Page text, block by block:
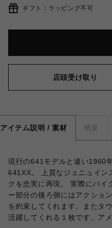
ギフト：ラッピング不可
店頭受け取り
アイテム説明 / 素材 概要
現行の641モデルと違い1960
641XX。 上質なジェニュイン
クを忠実に再現。 実際にバイ
ー部分の後ろ側にはアクショ
を約束してくれます。またタ
活躍してくれる１枚です。アメ